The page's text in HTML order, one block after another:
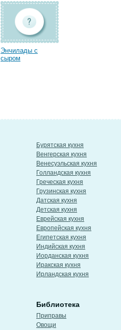
Энчилады с
сыром
Бурятская кухня
Венгерская кухня
Венесуэльская кухня
Голландская кухня
Греческая кухня
Грузинская кухня
Датская кухня
Детская кухня
Еврейская кухня
Европейская кухня
Египетская кухня
Индийская кухня
Иорданская кухня
Иракская кухня
Ирландская кухня
Библиотека
Приправы
Овощи